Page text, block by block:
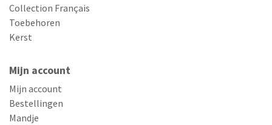
Collection Français
Toebehoren
Kerst
Mijn account
Mijn account
Bestellingen
Mandje